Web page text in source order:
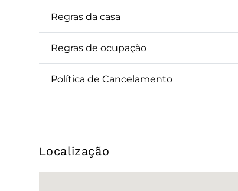
Regras da casa
Regras de ocupação
Política de Cancelamento
Localização